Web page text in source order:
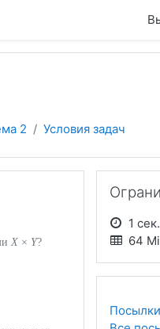
2 Условия задач
X × Y?
1 сек.
64